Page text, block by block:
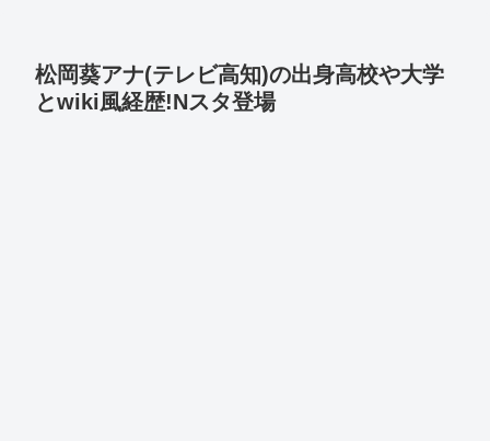
松岡葵アナ(テレビ高知)の出身高校や大学
とwiki風経歴!Nスタ登場